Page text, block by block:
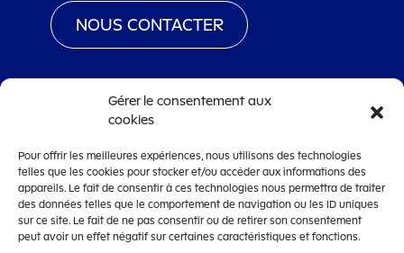
NOUS CONTACTER
www.territoiredebelfort.fr
Mentions légales
Conditions générales d’utilisation
Accessibilité
Gérer le consentement aux
cookies
Pour offrir les meilleures expériences, nous utilisons des technologies
telles que les cookies pour stocker et/ou accéder aux informations des
appareils. Le fait de consentir à ces technologies nous permettra de traiter
des données telles que le comportement de navigation ou les ID uniques
sur ce site. Le fait de ne pas consentir ou de retirer son consentement
peut avoir un effet négatif sur certaines caractéristiques et fonctions.